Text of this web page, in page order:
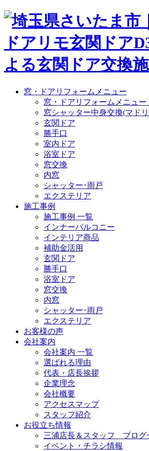
窓・ドアリフォームメニュー
窓・ドアリフォームメニュー
窓シャッター中身交換(マド
玄関ドア
勝手口
室内ドア
浴室ドア
窓交換
内窓
シャッター･雨戸
エクステリア
施工事例
施工事例 一覧
インナーバルコニー
インテリア商品
補助金活用
玄関ドア
勝手口
浴室ドア
窓交換
内窓
シャッター･雨戸
エクステリア
お客様の声
会社案内
会社案内 一覧
選ばれる理由
代表・店長挨拶
企業理念
会社概要
アクセスマップ
スタッフ紹介
お役立ち情報
三浦店長＆スタッフ ブログ
イベント・チラシ情報